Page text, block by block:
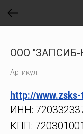
ООО
Артикул:
http://
ИНН:
КПП: 720301001